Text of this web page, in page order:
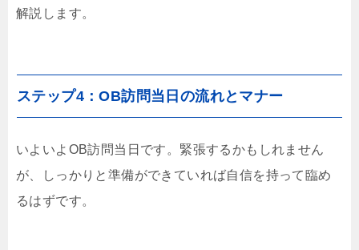
解説します。
ステップ4：OB訪問当日の流れとマナー
いよいよOB訪問当日です。緊張するかもしれません
が、しっかりと準備ができていれば自信を持って臨め
るはずです。